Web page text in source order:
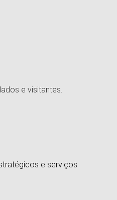
e visitantes.
e serviços